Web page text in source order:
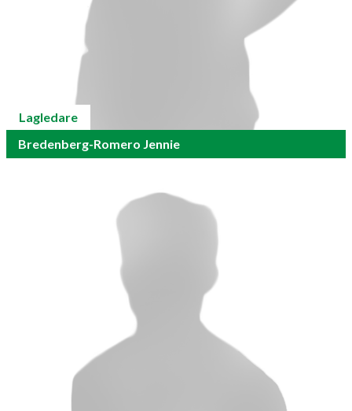
Lagledare
Bredenberg-Romero Jennie